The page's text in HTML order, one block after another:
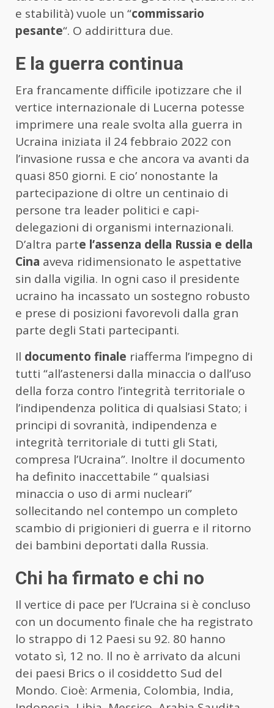
e stabilità) vuole un “commissario
pesante“. O addirittura due.
E la guerra continua
Era francamente difficile ipotizzare che il
vertice internazionale di Lucerna potesse
imprimere una reale svolta alla guerra in
Ucraina iniziata il 24 febbraio 2022 con
l’invasione russa e che ancora va avanti da
quasi 850 giorni. E cio’ nonostante la
partecipazione di oltre un centinaio di
persone tra leader politici e capi-
delegazioni di organismi internazionali.
D’altra parte l’assenza della Russia e della
Cina aveva ridimensionato le aspettative
sin dalla vigilia. In ogni caso il presidente
ucraino ha incassato un sostegno robusto
e prese di posizioni favorevoli dalla gran
parte degli Stati partecipanti.
Il documento finale riafferma l’impegno di
tutti “all’astenersi dalla minaccia o dall’uso
della forza contro l’integrità territoriale o
l’indipendenza politica di qualsiasi Stato; i
principi di sovranità, indipendenza e
integrità territoriale di tutti gli Stati,
compresa l’Ucraina”. Inoltre il documento
ha definito inaccettabile “ qualsiasi
minaccia o uso di armi nucleari”
sollecitando nel contempo un completo
scambio di prigionieri di guerra e il ritorno
dei bambini deportati dalla Russia.
Chi ha firmato e chi no
Il vertice di pace per l’Ucraina si è concluso
con un documento finale che ha registrato
lo strappo di 12 Paesi su 92. 80 hanno
votato sì, 12 no. Il no è arrivato da alcuni
dei paesi Brics o il cosiddetto Sud del
Mondo. Cioè: Armenia, Colombia, India,